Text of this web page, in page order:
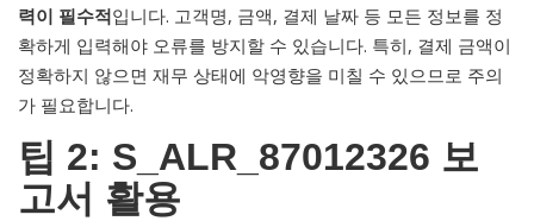
력이 필수적입니다. 고객명, 금액, 결제 날짜 등 모든 정보를 정
확하게 입력해야 오류를 방지할 수 있습니다. 특히, 결제 금액이
정확하지 않으면 재무 상태에 악영향을 미칠 수 있으므로 주의
가 필요합니다.
팁 2: S_ALR_87012326 보
고서 활용